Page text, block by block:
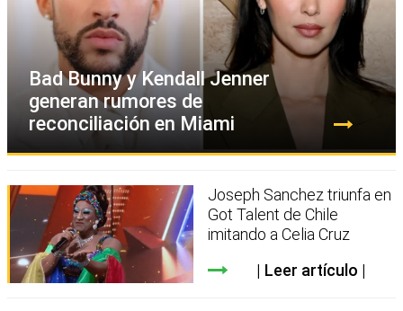
Bad Bunny y Kendall Jenner
generan rumores de
reconciliación en Miami
Joseph Sanchez triunfa en
Got Talent de Chile
imitando a Celia Cruz
Leer artículo